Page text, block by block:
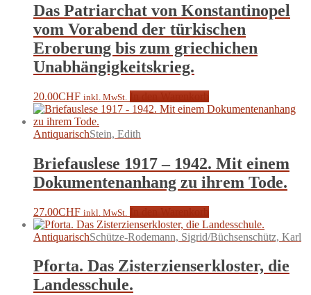
Das Patriarchat von Konstantinopel
vom Vorabend der türkischen
Eroberung bis zum griechichen
Unabhängigkeitskrieg.
20.00CHF inkl. MwSt.
AntiquarischStein, Edith
Briefauslese 1917 – 1942. Mit einem
Dokumentenanhang zu ihrem Tode.
27.00CHF inkl. MwSt.
AntiquarischSchütze-Rodemann, Sigrid/Büchsenschütz, Karl
Pforta. Das Zisterzienserkloster, die
Landesschule.